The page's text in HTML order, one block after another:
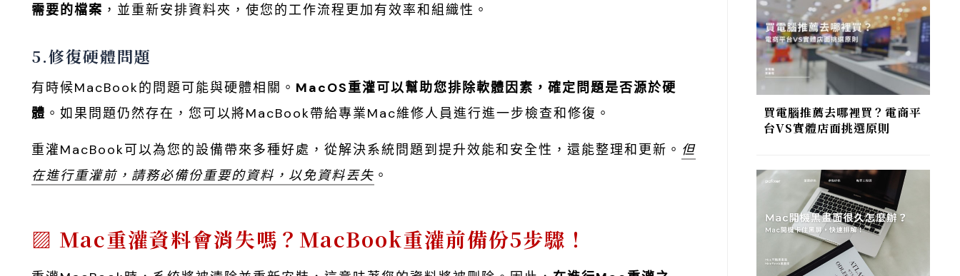
需要的檔案 ，並重新安排資料夾，使您的工作流程更加有效率和組織性。
5.修復硬體問題
有時候MacBook的問題可能與硬體相關。 MacOS重灌可以幫助您排除軟體因素，確定問題是否源於硬
體 。如果問題仍然存在，您可以將MacBook帶給專業Mac維修人員進行進一步檢查和修復。
重灌MacBook可以為您的設備帶來多種好處，從解決系統問題到提升效能和安全性，還能整理和更新。 但
在進行重灌前，請務必備份重要的資料，以免資料丟失 。
Mac重灌資料會消失嗎？MacBook重灌前備份5步驟！
買電腦推薦去哪裡買？電商平
台VS實體店面挑選原則